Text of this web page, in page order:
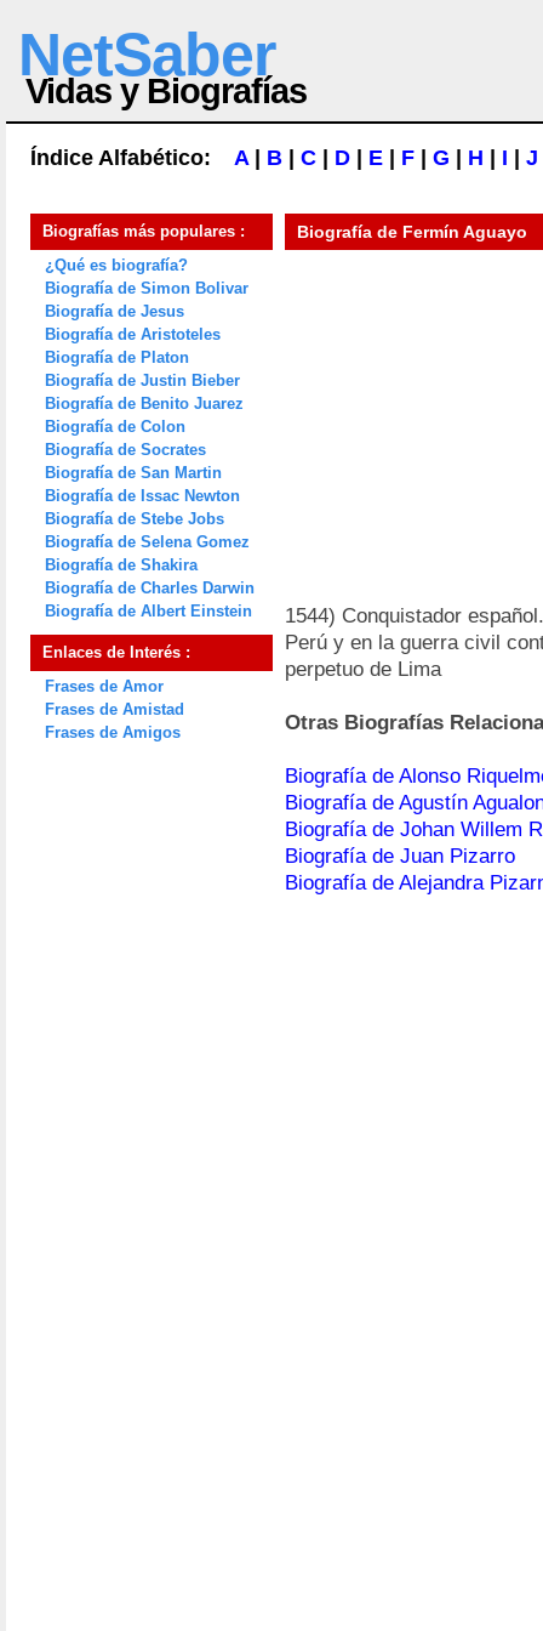
NetSaber
Vidas y Biografías
Índice Alfabético: A| B C D E F G H I J
Biografías más populares :
¿Qué es biografía?
Biografía de Simon Bolivar
Biografía de Jesus
Biografía de Aristoteles
Biografía de Platon
Biografía de Justin Bieber
Biografía de Benito Juarez
Biografía de Colon
Biografía de Socrates
Biografía de San Martin
Biografía de Issac Newton
Biografía de Stebe Jobs
Biografía de Selena Gomez
Biografía de Shakira
Biografía de Charles Darwin
Biografía de Albert Einstein
Enlaces de Interés :
Frases de Amor
Frases de Amistad
Frases de Amigos
Biografía de Fermín Aguayo
1544) Conquistador
Perú y en la guerra civil
perpetuo de Lima
Otras Biografías
Biografía de Alonso
Biografía de Agustín
Biografía de Johan Willem
Biografía de Juan Pizarro
Biografía de Alejandra